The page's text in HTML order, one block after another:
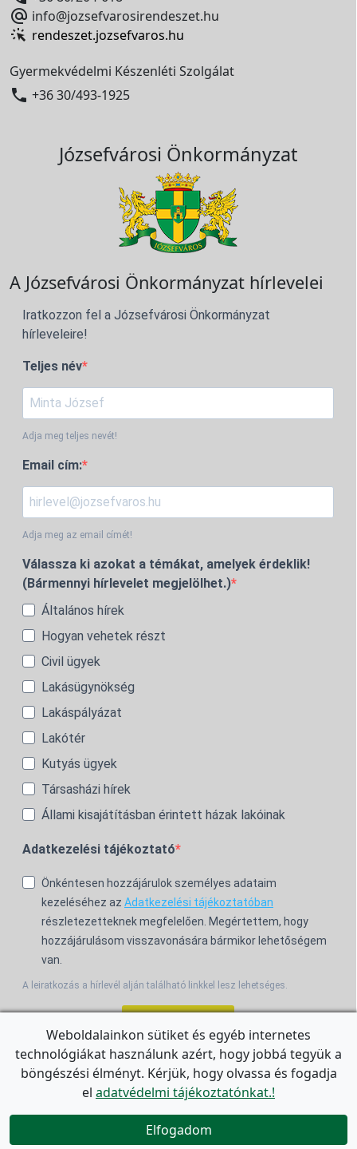
 info@jozsefvarosirendeszet.hu
rendeszet.jozsefvaros.hu
Gyermekvédelmi Készenléti Szolgálat
 +36 30/493-1925
Józsefvárosi Önkormányzat
A Józsefvárosi Önkormányzat hírlevelei
Iratkozzon fel a Józsefvárosi Önkormányzat
hírleveleire!
Teljes név
Adja meg teljes nevét!
Email cím:
Adja meg az email címét!
Válassza ki azokat a témákat, amelyek érdeklik!
(Bármennyi hírlevelet megjelölhet.)
Általános hírek
Hogyan vehetek részt
Civil ügyek
Lakásügynökség
Lakáspályázat
Lakótér
Kutyás ügyek
Társasházi hírek
Állami kisajátításban érintett házak lakóinak
Adatkezelési tájékoztató
Önkéntesen hozzájárulok személyes adataim
kezeléséhez az Adatkezelési tájékoztatóban
részletezetteknek megfelelően. Megértettem, hogy
hozzájárulásom visszavonására bármikor lehetőségem
van.
A leiratkozás a hírlevél alján található linkkel lesz lehetséges.
For the English Newsletter, clickHERE.

Weboldalainkon sütiket és egyéb internetes
technológiákat használunk azért, hogy jobbá tegyük a
böngészési élményt. Kérjük, hogy olvassa és fogadja
el adatvédelmi tájékoztatónkat.!
Elfogadom